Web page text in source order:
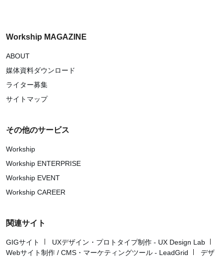
Workship MAGAZINE
ABOUT
媒体資料ダウンロード
ライター募集
サイトマップ
その他のサービス
Workship
Workship ENTERPRISE
Workship EVENT
Workship CAREER
関連サイト
GIGサイト
UXデザイン・プロトタイプ制作 - UX Design Lab
Webサイト制作 / CMS・マーケティングツール - LeadGrid
デザ